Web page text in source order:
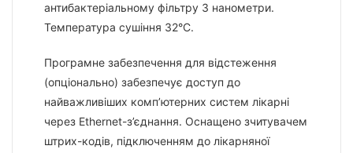
антибактеріальному фільтру 3 нанометри.
Температура сушіння 32°C.
Програмне забезпечення для відстеження
(опціонально) забезпечує доступ до
найважливіших комп’ютерних систем лікарні
через Ethernet-з’єднання. Оснащено зчитувачем
штрих-кодів, підключенням до лікарняної